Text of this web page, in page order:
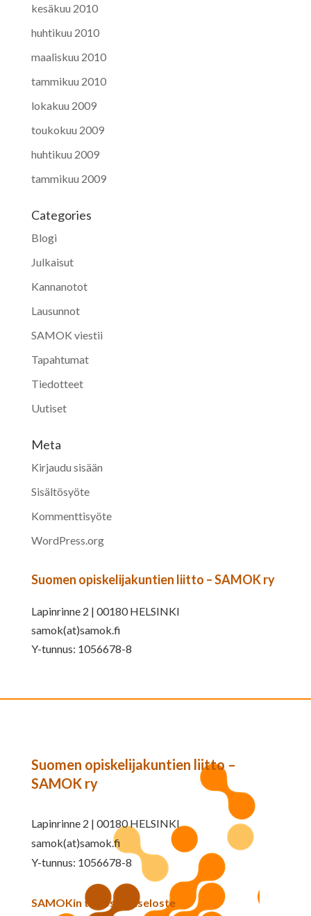
kesäkuu 2010
huhtikuu 2010
maaliskuu 2010
tammikuu 2010
lokakuu 2009
toukokuu 2009
huhtikuu 2009
tammikuu 2009
Categories
Blogi
Julkaisut
Kannanotot
Lausunnot
SAMOK viestii
Tapahtumat
Tiedotteet
Uutiset
Meta
Kirjaudu sisään
Sisältösyöte
Kommenttisyöte
WordPress.org
Suomen opiskelijakuntien liitto – SAMOK ry
Lapinrinne 2 | 00180 HELSINKI
samok(at)samok.fi
Y-tunnus: 1056678-8
Suomen opiskelijakuntien liitto –
SAMOK ry
Lapinrinne 2 | 00180 HELSINKI
samok(at)samok.fi
Y-tunnus: 1056678-8
SAMOKin tietosuojaseloste